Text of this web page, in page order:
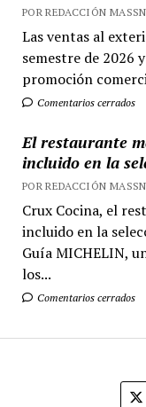
POR REDACCIÓN
Las ventas al
semestre de 2026
promoción
Comentarios cerrados
El restaurante
incluido en la
POR REDACCIÓN
Crux Cocina, el
incluido en la
Guía MICHELIN,
los...
Comentarios cerrados